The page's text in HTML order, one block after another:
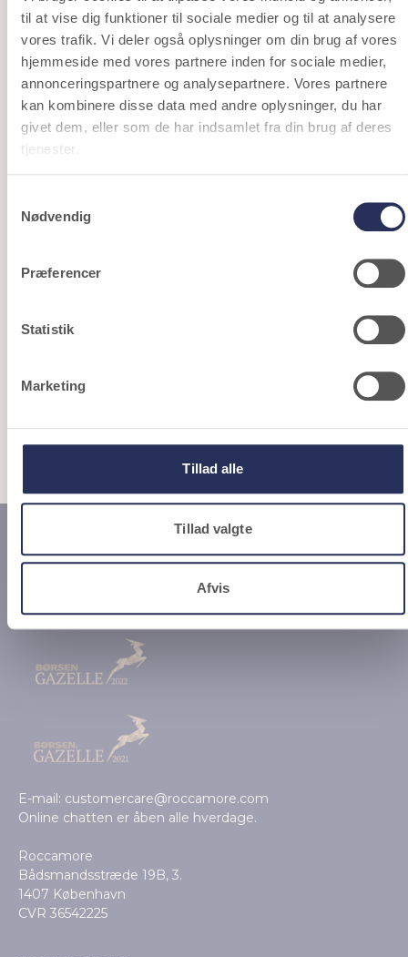
til at vise dig funktioner til sociale medier og til at analysere
vores trafik. Vi deler også oplysninger om din brug af vores
hjemmeside med vores partnere inden for sociale medier,
annonceringspartnere og analysepartnere. Vores partnere
kan kombinere disse data med andre oplysninger, du har
givet dem, eller som de har indsamlet fra din brug af deres
tjenester.
Nødvendig
Præferencer
Statistik
Marketing
Tillad alle
Tillad valgte
Afvis
2.900 DKK
Sigrun Loafer
2.400 DKK
E-mail: customercare@roccamore.com
Online chatten er åben alle hverdage.
Roccamore
Bådsmandsstræde 19B, 3.
1407 København
CVR 36542225
10% RABAT PÅ FØRSTE ORDRE
Tilmeld dig vores nyhedsbrev og få rabat på din
første ordre. Du er også først i køen når vi holder
events, kampagner og lancerer nye limited